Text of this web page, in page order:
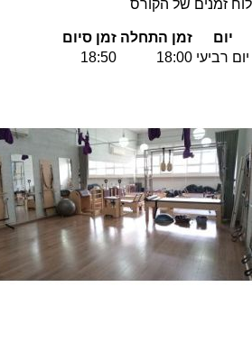
לוח זמנים של הקורס
יום זמן התחלה זמן סיום
יום רביעי 18:00
18:50